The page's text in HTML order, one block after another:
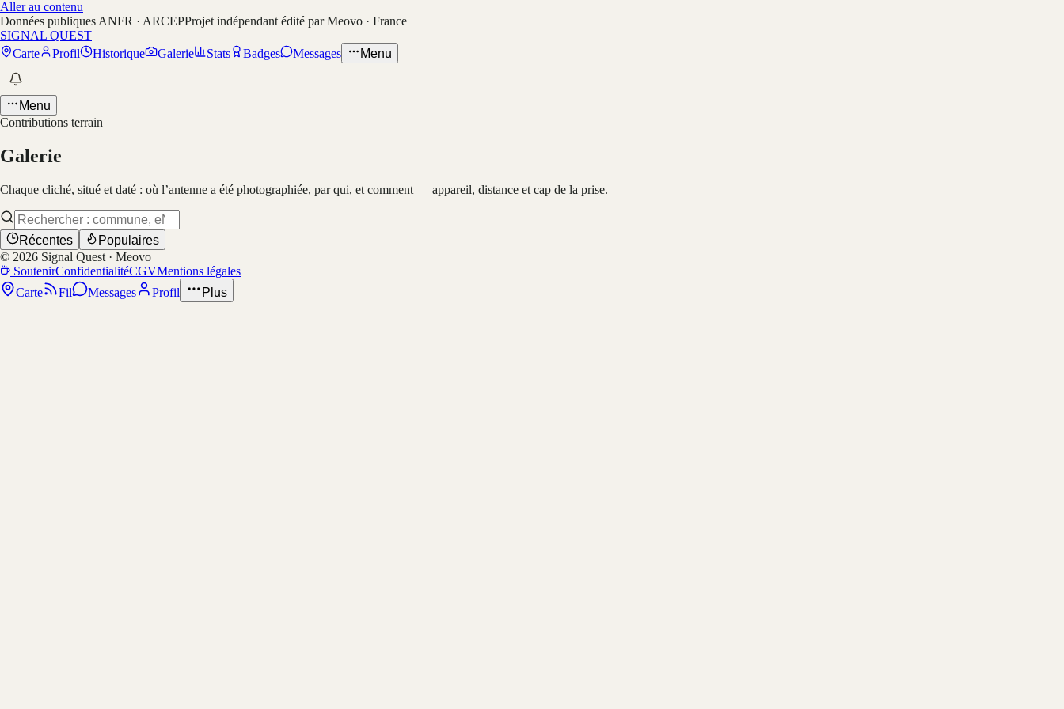
Aller au contenu
Données publiques ANFR · ARCEPProjet indépendant édité par Meovo · France
SIGNAL QUEST
Carte
Profil Historique Galerie Stats Badges Messages Menu
Menu
Contributions terrain
Galerie
Chaque cliché, situé et daté : où l’antenne a été photographiée, par qui, et comment — appareil, distance et cap de la prise.
Récentes
Populaires
© 2026 Signal Quest · Meovo
SoutenirConfidentialitéCGVMentions légales
Carte
Fil Messages Profil Plus